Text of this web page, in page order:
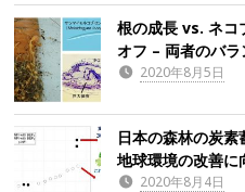
根の成長 vs. ネコ
オフ – 両者のバ
2020年8月5日
日本の森林の炭
地球環境の改善
2020年8月4日